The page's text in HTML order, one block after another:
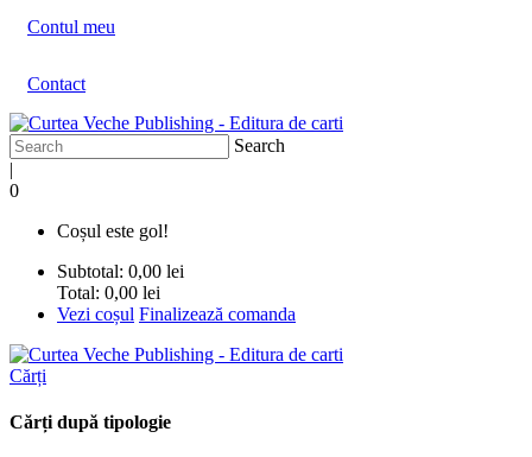
Contul meu
Contact
Search
|
0
Coșul este gol!
Subtotal: 0,00 lei
Total: 0,00 lei
Vezi coșul Finalizează comanda
Cărți
Cărți după tipologie